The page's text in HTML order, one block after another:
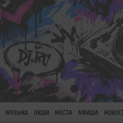
МУЗЫКА ЛЮДИ МЕСТА АФИША